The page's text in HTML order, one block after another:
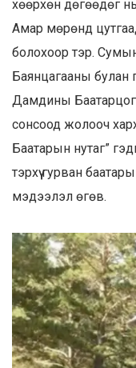
хөөрхөн дөгөөдөг
Амар мөрөнд
болохоор тэр.
Баянцагааны булан
Дамдины
сонсоод жолооч
Баатарын нутаг”
тэрхүү гурван
мэдээлэл өгөв.